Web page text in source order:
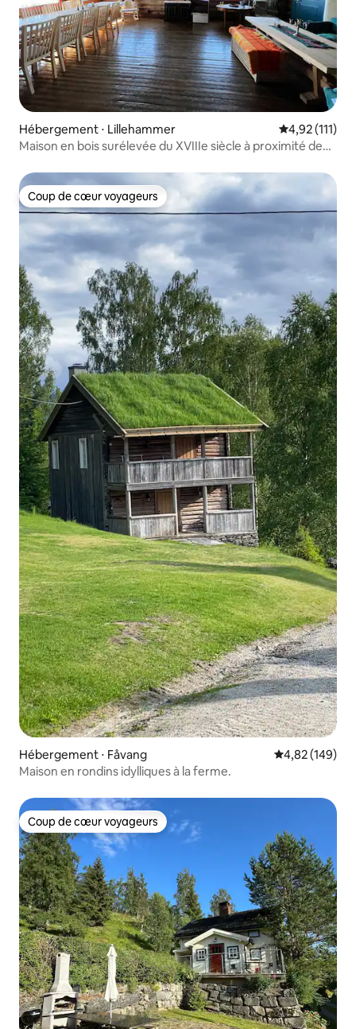
Hébergement ⋅ Lillehammer Évaluation
4,92 (111)
Maison en bois surélevée du XVIIIe siècle à proximité de
Coup de cœur voyageurs
Coup de cœur voyageurs
Hébergement ⋅ Fåvang Évaluation
4,82 (149)
Maison en rondins idylliques à la ferme.
Coup de cœur voyageurs
Coup de cœur voyageurs